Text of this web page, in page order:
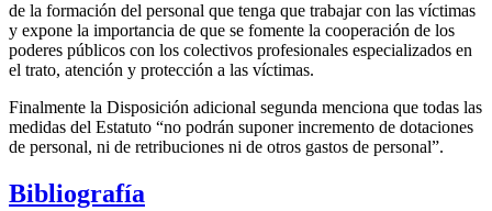
de la formación del personal que tenga que trabajar con las víctimas
y expone la importancia de que se fomente la cooperación de los
poderes públicos con los colectivos profesionales especializados en
el trato, atención y protección a las víctimas.
Finalmente la Disposición adicional segunda menciona que todas las
medidas del Estatuto “no podrán suponer incremento de dotaciones
de personal, ni de retribuciones ni de otros gastos de personal”.
Bibliografía